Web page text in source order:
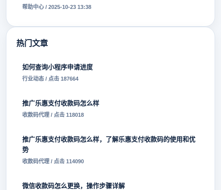
帮助中心 / 2025-10-23 13:38
热门文章
如何查询小程序申请进度
行业动态 / 点击 187664
推广乐惠支付收款码怎么样
收款码代理 / 点击 118018
推广乐惠支付收款码怎么样，了解乐惠支付收款码的使用和优
势
收款码代理 / 点击 114090
微信收款码怎么更换，操作步骤详解